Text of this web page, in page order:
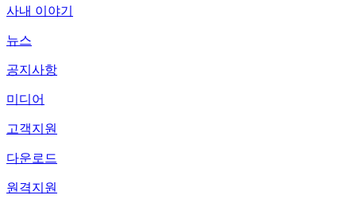
사내 이야기
뉴스
공지사항
미디어
고객지원
다운로드
원격지원